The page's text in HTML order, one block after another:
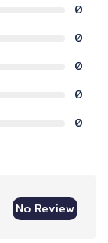
0
0
0
0
0
No Review